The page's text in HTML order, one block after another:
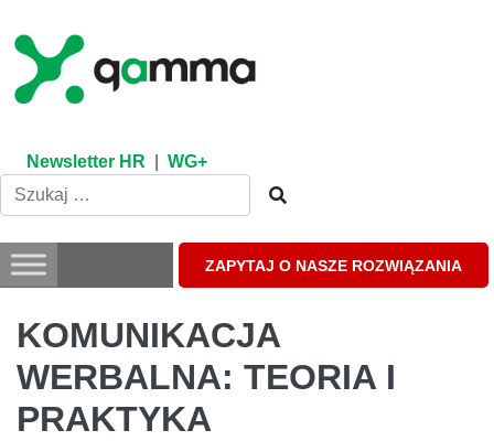
content
Newsletter HR WG+
ZAPYTAJ O NASZE ROZWIĄZANIA
KOMUNIKACJA
WERBALNA: TEORIA I
PRAKTYKA